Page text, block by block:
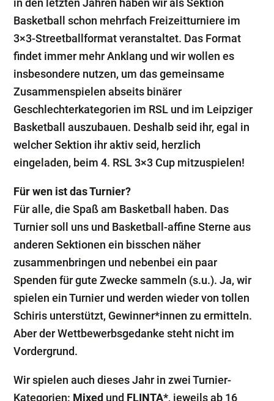
in den letzten Jahren haben wir als Sektion
Basketball schon mehrfach Freizeitturniere im
3×3-Streetballformat veranstaltet. Das Format
findet immer mehr Anklang und wir wollen es
insbesondere nutzen, um das gemeinsame
Zusammenspielen abseits binärer
Geschlechterkategorien im RSL und im Leipziger
Basketball auszubauen. Deshalb seid ihr, egal in
welcher Sektion ihr aktiv seid, herzlich
eingeladen, beim 4. RSL 3×3 Cup mitzuspielen!
Für wen ist das Turnier?
Für alle, die Spaß am Basketball haben. Das
Turnier soll uns und Basketball-affine Sterne aus
anderen Sektionen ein bisschen näher
zusammenbringen und nebenbei ein paar
Spenden für gute Zwecke sammeln (s.u.). Ja, wir
spielen ein Turnier und werden wieder von tollen
Schiris unterstützt, Gewinner*innen zu ermitteln.
Aber der Wettbewerbsgedanke steht nicht im
Vordergrund.
Wir spielen auch dieses Jahr in zwei Turnier-
Kategorien: Mixed und FLINTA*, jeweils ab 16